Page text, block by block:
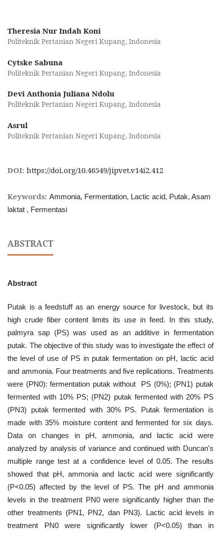
Theresia Nur Indah Koni
Politeknik Pertanian Negeri Kupang, Indonesia
Cytske Sabuna
Politeknik Pertanian Negeri Kupang, Indonesia
Devi Anthonia Juliana Ndolu
Politeknik Pertanian Negeri Kupang, Indonesia
Asrul
Politeknik Pertanian Negeri Kupang, Indonesia
DOI:https://doi.org/10.46549/jipvet.v14i2.412
Keywords:Ammonia, Fermentation, Lactic acid, Putak, Asam
laktat , Fermentasi
ABSTRACT
Abstract
Putak is a feedstuff as an energy source for livestock, but its
high crude fiber content limits its use in feed. In this study,
palmyra sap (PS) was used as an additive in fermentation
putak. The objective of this study was to investigate the effect of
the level of use of PS in putak fermentation on pH, lactic acid
and ammonia. Four treatments and five replications. Treatments
were (PN0): fermentation putak without PS (0%); (PN1) putak
fermented with 10% PS; (PN2) putak fermented with 20% PS
(PN3) putak fermented with 30% PS. Putak fermentation is
made with 35% moisture content and fermented for six days.
Data on changes in pH, ammonia, and lactic acid were
analyzed by analysis of variance and continued with Duncan's
multiple range test at a confidence level of 0.05. The results
showed that pH, ammonia and lactic acid were significantly
(P<0.05) affected by the level of PS. The pH and ammonia
levels in the treatment PN0 were significantly higher than the
other treatments (PN1, PN2, dan PN3). Lactic acid levels in
treatment PN0 were significantly lower (P<0.05) than in